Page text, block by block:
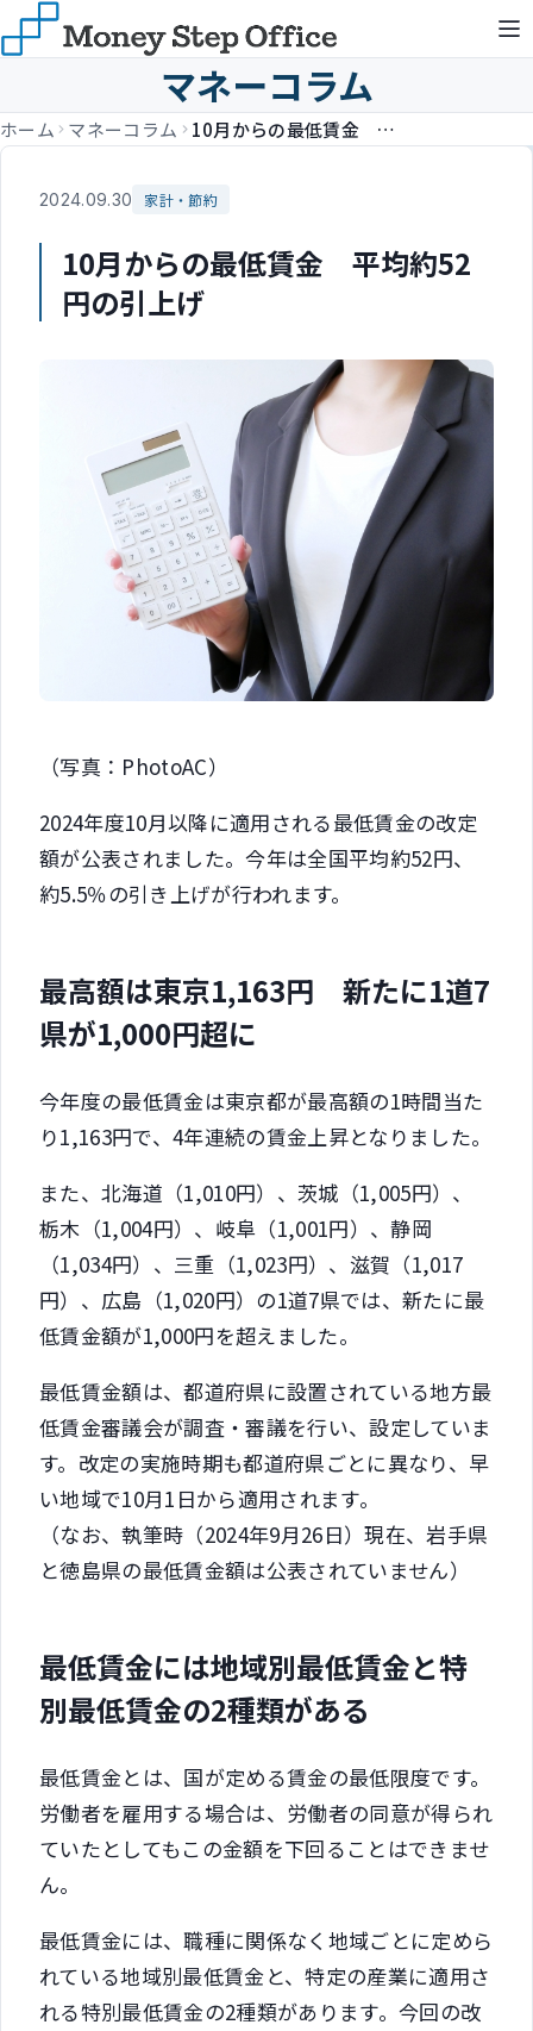
マネーコラム
ホーム マネーコラム 10月からの最低賃金 平均約52円の引上げ
2024.09.30 家計・節約
10月からの最低賃金 平均約52
円の引上げ
（写真：PhotoAC）
2024年度10月以降に適用される最低賃金の改定
額が公表されました。今年は全国平均約52円、
約5.5％の引き上げが行われます。
最高額は東京1,163円 新たに1道7
県が1,000円超に
今年度の最低賃金は東京都が最高額の1時間当た
り1,163円で、4年連続の賃金上昇となりました。
また、北海道（1,010円）、茨城（1,005円）、
栃木（1,004円）、岐阜（1,001円）、静岡
（1,034円）、三重（1,023円）、滋賀（1,017
円）、広島（1,020円）の1道7県では、新たに最
低賃金額が1,000円を超えました。
最低賃金額は、都道府県に設置されている地方最
低賃金審議会が調査・審議を行い、設定していま
す。改定の実施時期も都道府県ごとに異なり、早
い地域で10月1日から適用されます。
（なお、執筆時（2024年9月26日）現在、岩手県
と徳島県の最低賃金額は公表されていません）
最低賃金には地域別最低賃金と特
別最低賃金の2種類がある
最低賃金とは、国が定める賃金の最低限度です。
労働者を雇用する場合は、労働者の同意が得られ
ていたとしてもこの金額を下回ることはできませ
ん。
最低賃金には、職種に関係なく地域ごとに定めら
れている地域別最低賃金と、特定の産業に適用さ
れる特別最低賃金の2種類があります。今回の改